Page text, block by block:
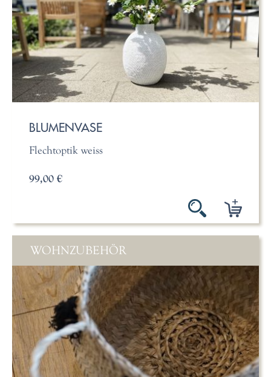
BLUMENVASE
Flechtoptik weiss
99,00 €
WOHNZUBEHÖR